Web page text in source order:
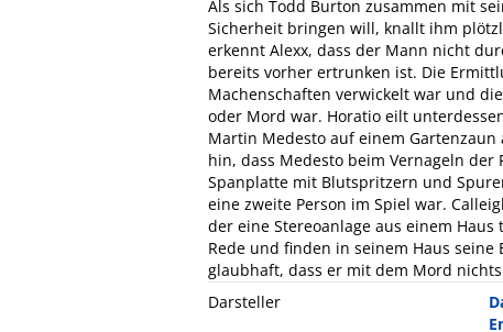
Als sich Todd Burton zusammen mit
Sicherheit bringen will, knallt ihm
erkennt Alexx, dass der Mann nicht
bereits vorher ertrunken ist. Die
Machenschaften verwickelt war und
oder Mord war. Horatio eilt
Martin Medesto auf einem
hin, dass Medesto beim Vernageln
Spanplatte mit Blutspritzern und
eine zweite Person im Spiel war.
der eine Stereoanlage aus einem
Rede und finden in seinem Haus seine
glaubhaft, dass er mit dem Mord
Darsteller